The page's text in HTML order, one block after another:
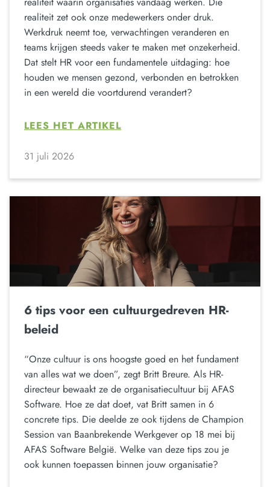
realiteit zet ook onze medewerkers onder druk.
Werkdruk neemt toe, verwachtingen veranderen en
teams krijgen steeds vaker te maken met onzekerheid.
Dat stelt HR voor een fundamentele uitdaging: hoe
houden we mensen gezond, verbonden en betrokken
in een wereld die voortdurend verandert?
LEES HET ARTIKEL
31 juli 2026
6 tips voor een cultuurgedreven HR-
beleid
“Onze cultuur is ons hoogste goed en het fundament
van alles wat we doen”, zegt Britt Breure. Als HR-
directeur bewaakt ze de organisatiecultuur bij AFAS
Software. Hoe ze dat doet, vat Britt samen in 6
concrete tips. Die deelde ze ook tijdens de Champion
Session van Baanbrekende Werkgever op 18 mei bij
AFAS Software België. Welke van deze tips zou je
ook kunnen toepassen binnen jouw organisatie?